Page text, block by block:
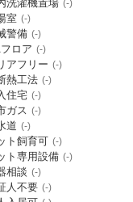
洗濯機置場 (-)
室 (-)
警備 (-)
ロア (-)
アフリー (-)
熱工法 (-)
住宅 (-)
ガス (-)
道 (-)
ト飼育可 (-)
ト専用設備 (-)
相談 (-)
人不要 (-)